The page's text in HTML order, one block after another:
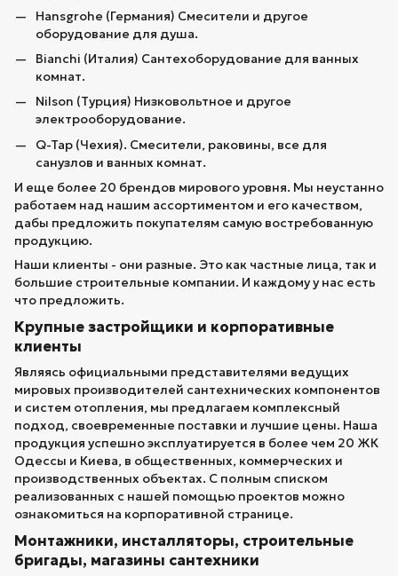
Hansgrohe (Германия) Смесители и другое
оборудование для душа.
Bianchi (Италия) Сантехоборудование для ванных
комнат.
Nilson (Турция) Низковольтное и другое
электрооборудование.
Q-Tap (Чехия). Смесители, раковины, все для
санузлов и ванных комнат.
И еще более 20 брендов мирового уровня. Мы неустанно
работаем над нашим ассортиментом и его качеством,
дабы предложить покупателям самую востребованную
продукцию.
Наши клиенты - они разные. Это как частные лица, так и
большие строительные компании. И каждому у нас есть
что предложить.
Крупные застройщики и корпоративные
клиенты
Являясь официальными представителями ведущих
мировых производителей сантехнических компонентов
и систем отопления, мы предлагаем комплексный
подход, своевременные поставки и лучшие цены. Наша
продукция успешно эксплуатируется в более чем 20 ЖК
Одессы и Киева, в общественных, коммерческих и
производственных объектах. С полным списком
реализованных с нашей помощью проектов можно
ознакомиться на корпоративной странице.
Монтажники, инсталляторы, строительные
бригады, магазины сантехники